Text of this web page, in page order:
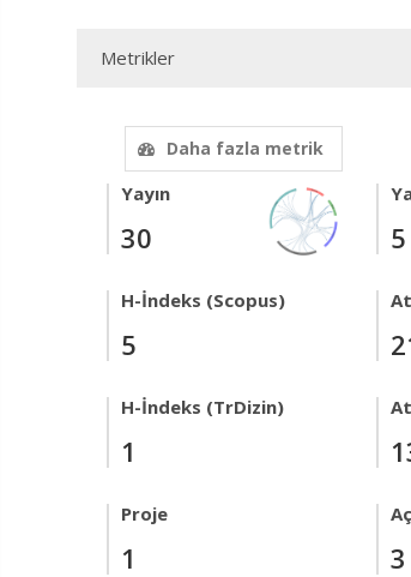
Metrikler
Daha fazla metrik
Yayın
30 5
H-İndeks (Scopus)
5
H-İndeks (TrDizin)
1
Proje
1 3